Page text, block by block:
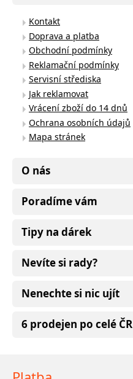
Kontakt
Doprava a platba
Obchodní podmínky
Reklamační podmínky
Servisní střediska
Jak reklamovat
Vrácení zboží do 14 dnů
Ochrana osobních údajů
Mapa stránek
O nás
Poradíme vám
Tipy na dárek
Nevíte si rady?
Nenechte si nic ujít
6 prodejen po celé ČR